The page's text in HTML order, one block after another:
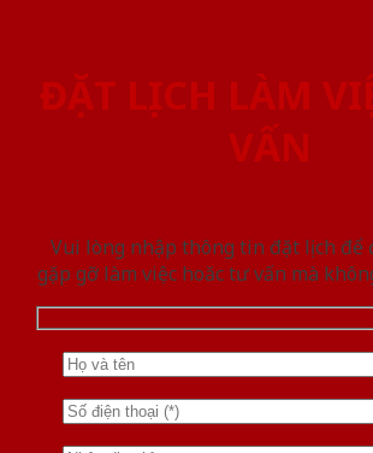
ĐẶT LỊCH LÀM
VẤN
Vui lòng nhập thông tin đặt lịch để
gặp gỡ làm việc hoăc tư vấn mà